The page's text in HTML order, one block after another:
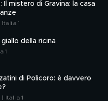
Il mistero di Gravina: la casa
1
giallo della ricina
1
di Policoro: è davvero
Italia 1